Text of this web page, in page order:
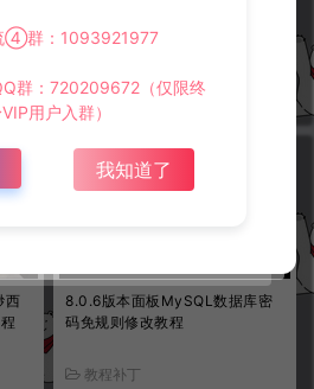
30
教程补丁
冷雨泽ღ
西
8.0.6版本面板MySQL数据库密
码免规则修改教程
教程补丁
④群：1093921977
群：720209672（仅限终
用户入群）
我知道了